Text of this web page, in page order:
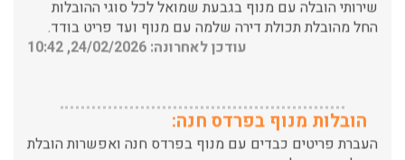
עודכן לאחרונה: 24/02/2026, 10:42
העברת פריטים כבדים עם מנוף בפרדס חנה ואפשרות הובלת
תכולת דירה שלמה עם מנוף.
עודכן לאחרונה: 24/02/2026, 10:42